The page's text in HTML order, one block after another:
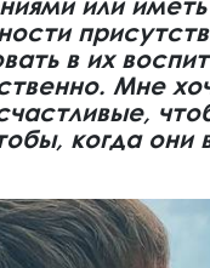
или
в их
Мне
когда они